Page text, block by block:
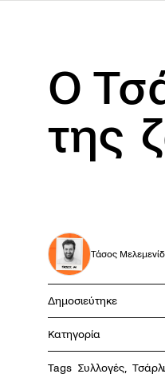
Ο
της
Τάσος
Δημοσιεύτηκε
Κατηγορία
Tags Συλλογές,